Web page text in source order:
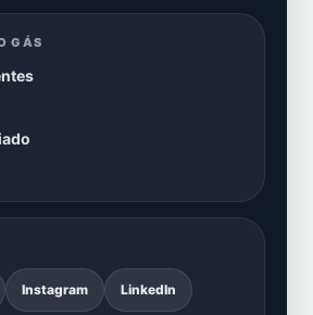
GÁS
Instagram LinkedIn